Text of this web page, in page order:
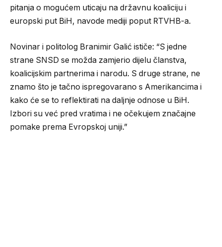
pitanja o mogućem uticaju na državnu koaliciju i
europski put BiH, navode mediji poput RTVHB-a.
Novinar i politolog Branimir Galić ističe: “S jedne
strane SNSD se možda zamjerio dijelu članstva,
koalicijskim partnerima i narodu. S druge strane, ne
znamo što je tačno ispregovarano s Amerikancima i
kako će se to reflektirati na daljnje odnose u BiH.
Izbori su već pred vratima i ne očekujem značajne
pomake prema Evropskoj uniji.”